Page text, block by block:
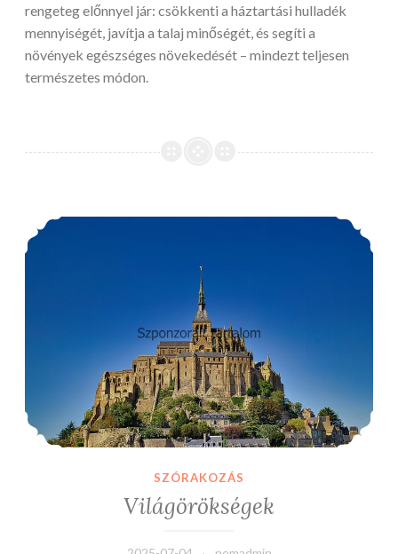
rengeteg előnnyel jár: csökkenti a háztartási hulladék
mennyiségét, javítja a talaj minőségét, és segíti a
növények egészséges növekedését – mindezt teljesen
természetes módon.
Világörökségek
SZÓRAKOZÁS
Világörökségek